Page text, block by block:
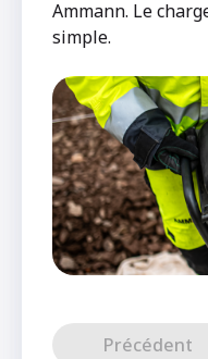
Ammann. Le
simple.
Précédent